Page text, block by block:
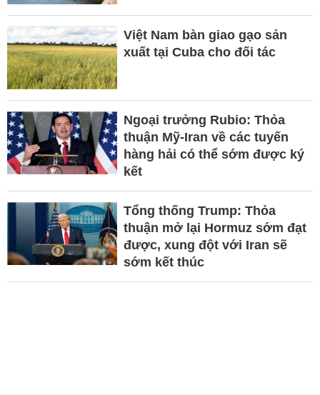
Việt Nam bàn giao gạo sản
xuất tại Cuba cho đối tác
Ngoại trưởng Rubio: Thỏa
thuận Mỹ-Iran về các tuyến
hàng hải có thể sớm được ký
kết
Tổng thống Trump: Thỏa
thuận mở lại Hormuz sớm đạt
được, xung đột với Iran sẽ
sớm kết thúc